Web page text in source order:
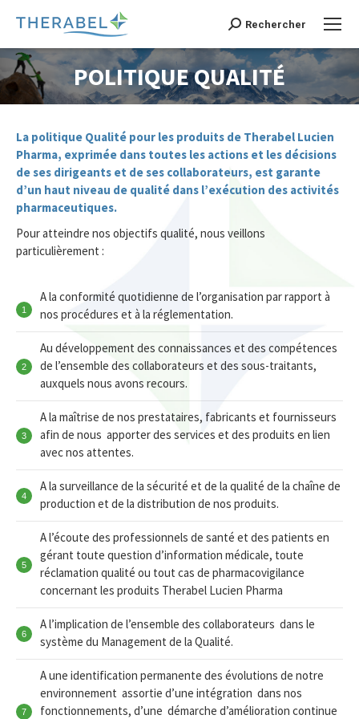
Recherche
Rechercher
POLITIQUE QUALITÉ
Vous êtes ici :
La politique Qualité pour les produits de Therabel Lucien
Pharma, exprimée dans toutes les actions et les décisions
de ses dirigeants et de ses collaborateurs, est garante
d’un haut niveau de qualité dans l’exécution des activités
pharmaceutiques.
Pour atteindre nos objectifs qualité, nous veillons
particulièrement :
A la conformité quotidienne de l’organisation par rapport à
nos procédures et à la réglementation.
Au développement des connaissances et des compétences
de l’ensemble des collaborateurs et des sous-traitants,
auxquels nous avons recours.
A la maîtrise de nos prestataires, fabricants et fournisseurs
afin de nous apporter des services et des produits en lien
avec nos attentes.
A la surveillance de la sécurité et de la qualité de la chaîne de
production et de la distribution de nos produits.
A l’écoute des professionnels de santé et des patients en
gérant toute question d’information médicale, toute
réclamation qualité ou tout cas de pharmacovigilance
concernant les produits Therabel Lucien Pharma
A l’implication de l’ensemble des collaborateurs dans le
système du Management de la Qualité.
A une identification permanente des évolutions de notre
environnement assortie d’une intégration dans nos
fonctionnements, d’une démarche d’amélioration continue